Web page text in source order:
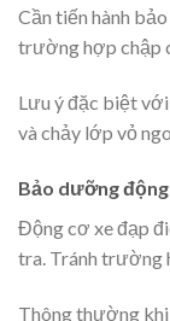
Cần tiến hành
trường hợp chập
Lưu ý đặc biệt
và chảy lớp vỏ
Bảo dưỡng
Động cơ xe đạp
tra. Tránh trường
Thông thường